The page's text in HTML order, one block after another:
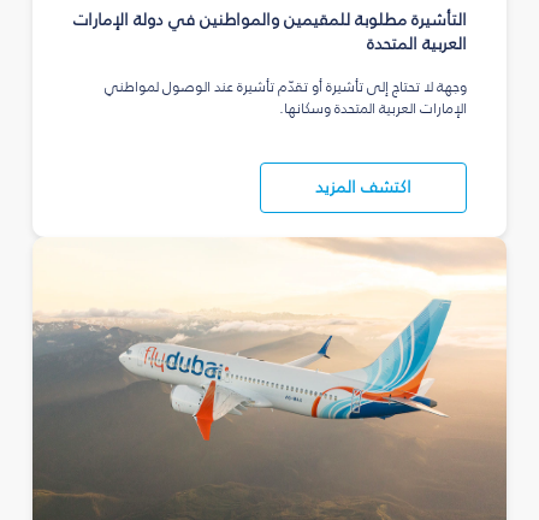
التأشيرة مطلوبة للمقيمين والمواطنين في دولة الإمارات
العربية المتحدة
وجهة لا تحتاج إلى تأشيرة أو تقدّم تأشيرة عند الوصول لمواطني
الإمارات العربية المتحدة وسكانها.
اكتشف المزيد